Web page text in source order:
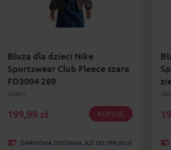
Bluza dla dzieci Nike
Sportswear Club Fleece szara
FD3004 289
Dzieci
199,99 zł KUPUJĘ
DARMOWA DOSTAWA JUŻ OD 299,00 zł